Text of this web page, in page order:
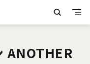
ANOTHER